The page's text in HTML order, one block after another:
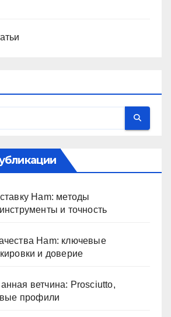
Ham: методы
и точность
Ham: ключевые
и доверие
ветчина: Prosciutto,
профили